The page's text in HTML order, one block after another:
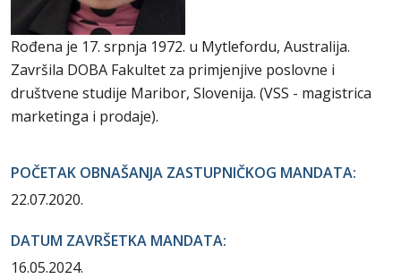
Rođena je 17. srpnja 1972. u Mytlefordu, Australija.
Završila DOBA Fakultet za primjenjive poslovne i
društvene studije Maribor, Slovenija. (VSS - magistrica
marketinga i prodaje).
POČETAK OBNAŠANJA ZASTUPNIČKOG MANDATA:
22.07.2020.
DATUM ZAVRŠETKA MANDATA:
16.05.2024.